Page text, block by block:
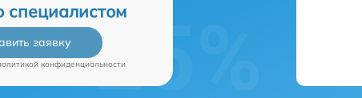
специалистом
заявку
конфиденциальности